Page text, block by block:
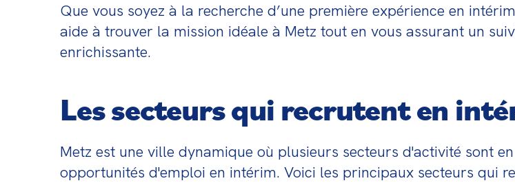
Que vous soyez à la recherche d’une première expérience en
aide à trouver la mission idéale à Metz tout en vous assurant un
enrichissante.
Les secteurs qui recrutent en
Metz est une ville dynamique où plusieurs secteurs d'activité sont
opportunités d'emploi en intérim. Voici les principaux secteurs qui